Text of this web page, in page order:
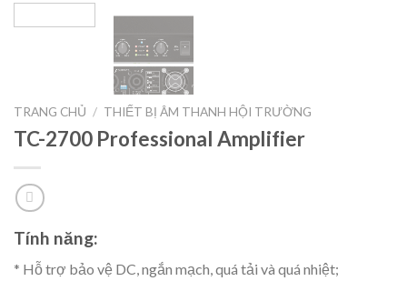
TRANG CHỦ / THIẾT BỊ ÂM THANH HỘI TRƯỜNG
TC-2700 Professional Amplifier
Tính năng:
* Hỗ trợ bảo vệ DC, ngắn mạch, quá tải và quá nhiệt;